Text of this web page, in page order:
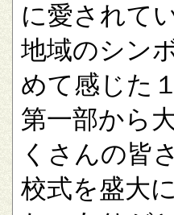
に愛されて
地域のシン
めて感じた
第一部から
くさんの皆
校式を盛大